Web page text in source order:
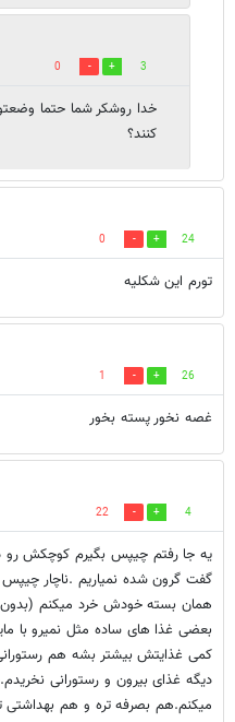
3
0
خدا روشکر شما حتما
کنند؟
24
0
تورم این شکلیه
26
1
غصه نخور پسته بخور
4
22
یه جا رفتم چیپس بگیرم کوچکش رو
گفت گرون شده نمیاریم .ناچار
همان بسته خودش خرد میکنم (بدون
بعضی غذا های ساده مثل نمیرو با
کمی غذایتش بیشتر بشه هم
دیگه غذای بیرون و رستورانی
میکنم.هم بصرفه تره و هم بهداشتی